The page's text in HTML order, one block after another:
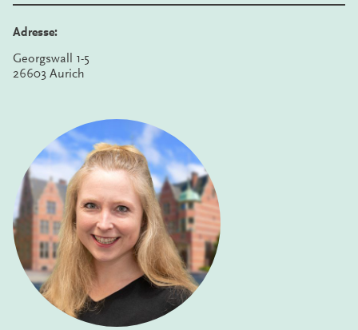
Adresse:
Georgswall 1-5
26603 Aurich